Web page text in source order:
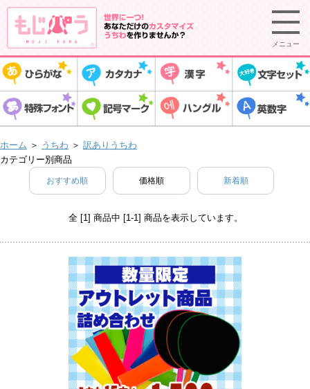
メニュー
ホーム ＞ うちわ ＞ 訳ありうちわ
カテゴリー別商品
おすすめ順 価格順 新着順
全 [1] 商品中 [1-1] 商品を表示しています。